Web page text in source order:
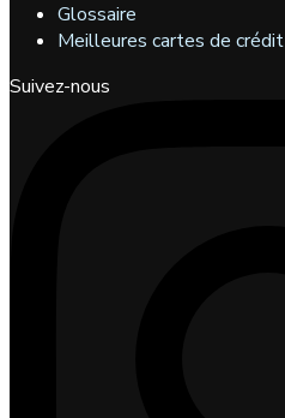
Glossaire
Meilleures cartes de crédit
Suivez-nous